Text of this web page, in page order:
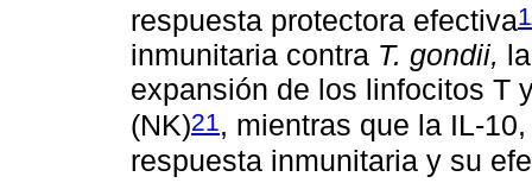
respuesta protectora efectiva
inmunitaria contra T. gondii,
expansión de los linfocitos T
(NK)21 , mientras que la IL-
respuesta inmunitaria y su